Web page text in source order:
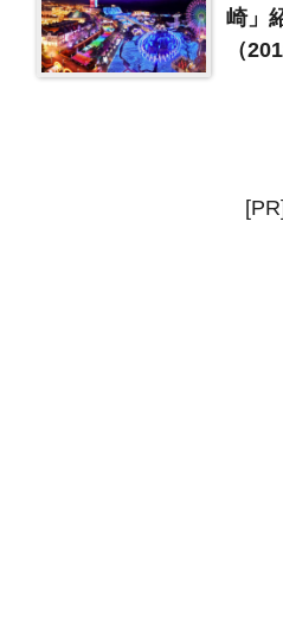
崎」
（
[PR]